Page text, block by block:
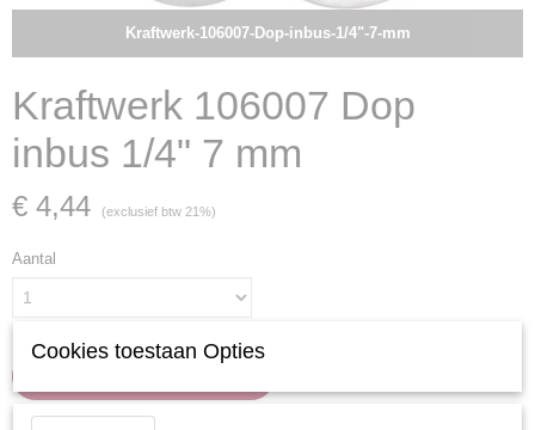
Kraftwerk-106007-Dop-inbus-1/4"-7-mm
Kraftwerk 106007 Dop
inbus 1/4" 7 mm
€ 4,44 (exclusief btw 21%)
Aantal
Cookies toestaan Opties